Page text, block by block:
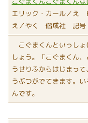
エリック・カール／え
え／やく 偕成社 記号
こぐまくんといっしょ
しょう。「こぐまくん
うせりふからはじまっ
うぶつがでてきます。
んです。